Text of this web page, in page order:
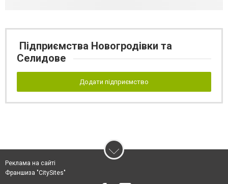
Підприємства Новогродівки та
Селидове
Додати підприємство
Реклама на сайті
Франшиза "CitySites"